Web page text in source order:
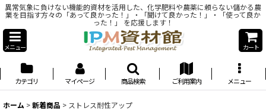
異常気象に負けない機能的資材を活用した、化学肥料や農薬に頼らない儲かる農
業を目指す方々の「あって良かった！」・「聞けて良かった！」・「使って良か
った！」 を応援します！
メニュー カート
カテゴリ マイページ 商品検索 ご利用案内 メニュー
ホーム >新着商品 > ストレス耐性アップ